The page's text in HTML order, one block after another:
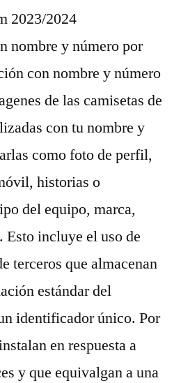
2023/2024
nombre y número por
con nombre y número
de las camisetas de
con tu nombre y
como foto de perfil,
historias o
del equipo, marca,
Esto incluye el uso de
terceros que almacenan
estándar del
identificador único. Por
en respuesta a
y que equivalgan a una